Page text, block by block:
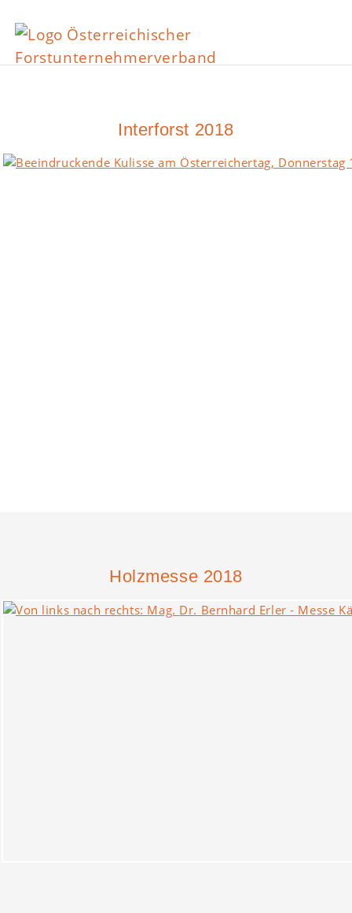
Interforst 2018
Holzmesse 2018